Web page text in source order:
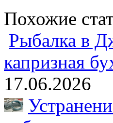
Похожие
Рыбалка в
капризная
17.06.2026